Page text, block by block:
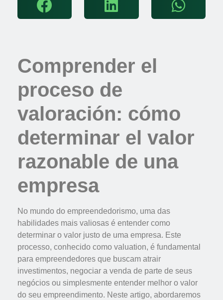
Comprender el
proceso de
valoración: cómo
determinar el valor
razonable de una
empresa
No mundo do empreendedorismo, uma das
habilidades mais valiosas é entender como
determinar o valor justo de uma empresa. Este
processo, conhecido como valuation, é fundamental
para empreendedores que buscam atrair
investimentos, negociar a venda de parte de seus
negócios ou simplesmente entender melhor o valor
do seu empreendimento. Neste artigo, abordaremos